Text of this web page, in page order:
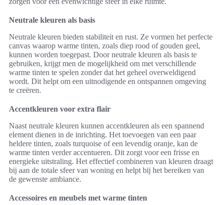
Neutrale kleuren als basis
Neutrale kleuren bieden stabiliteit en rust. Ze vormen het perfecte
canvas waarop warme tinten, zoals diep rood of gouden geel,
kunnen worden toegepast. Door neutrale kleuren als basis te
gebruiken, krijgt men de mogelijkheid om met verschillende
warme tinten te spelen zonder dat het geheel overweldigend
wordt. Dit helpt om een uitnodigende en ontspannen omgeving
te creëren.
Accentkleuren voor extra flair
Naast neutrale kleuren kunnen accentkleuren als een spannend
element dienen in de inrichting. Het toevoegen van een paar
heldere tinten, zoals turquoise of een levendig oranje, kan de
warme tinten verder accentueren. Dit zorgt voor een frisse en
energieke uitstraling. Het effectief combineren van kleuren draagt
bij aan de totale sfeer van woning en helpt bij het bereiken van
de gewenste ambiance.
Accessoires en meubels met warme tinten